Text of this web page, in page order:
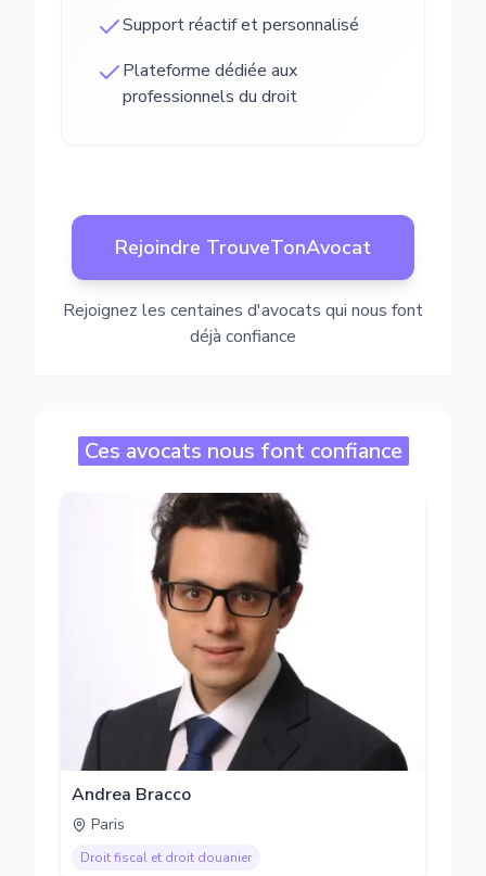
Support réactif et personnalisé
Plateforme dédiée aux
professionnels du droit
Rejoindre TrouveTonAvocat
Rejoignez les centaines d'avocats qui nous font
déjà confiance
Ces avocats nous font confiance
Andrea Bracco
Paris
Droit fiscal et droit douanier